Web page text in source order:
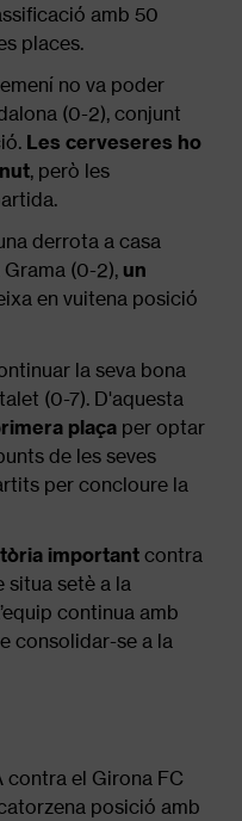
amb 50
places.
no va poder
(0-2), conjunt
Les cerveseres ho
, però les
derrota a casa
(0-2), un
en vuitena posició
la seva bona
(0-7). D'aquesta
plaça per optar
de les seves
per concloure la
important contra
situa setè a la
continua amb
consolidar-se a la
contra el Girona FC
posició amb